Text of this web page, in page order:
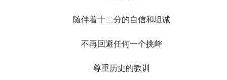
随伴着十二分的自信和坦诚
不再回避任何一个挑衅
尊重历史的教训